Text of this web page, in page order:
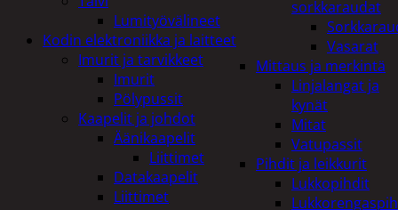
sorkkaraudat
Vasarat
Mittaus ja merkintä
Linjalangat ja
kynät
Mitat
Vatupassit
Pihdit ja leikkurit
Lukkopihdit
Lumityövälineet
Kodin elektroniikka ja laitteet
Imurit ja tarvikkeet
Imurit
Pölypussit
Kaapelit ja johdot
Äänikaapelit
Liittimet
Datakaapelit
Liittimet